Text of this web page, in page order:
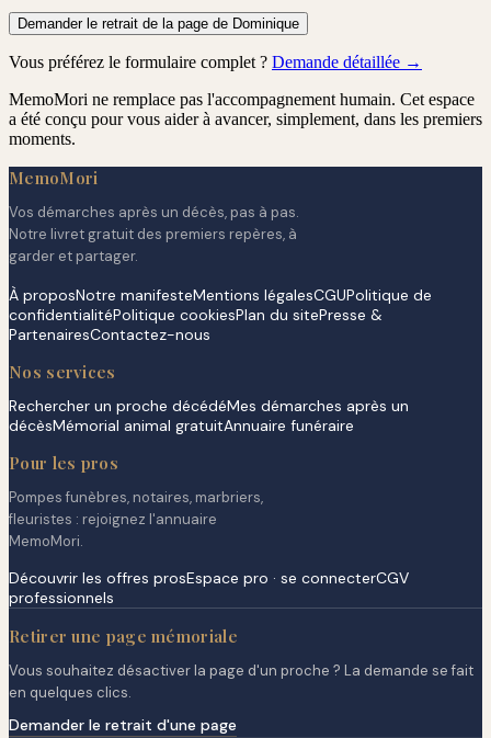
Demander le retrait de la page de Dominique
Vous préférez le formulaire complet ? Demande détaillée →
MemoMori ne remplace pas l'accompagnement humain. Cet espace
a été conçu pour vous aider à avancer, simplement, dans les premiers
moments.
MemoMori
Vos démarches après un décès, pas à pas.
Notre livret gratuit des premiers repères, à
garder et partager.
À proposNotre manifesteMentions légalesCGUPolitique de
confidentialitéPolitique cookiesPlan du sitePresse &
PartenairesContactez-nous
Nos services
Rechercher un proche décédéMes démarches après un
décèsMémorial animal gratuitAnnuaire funéraire
Pour les pros
Pompes funèbres, notaires, marbriers,
fleuristes : rejoignez l'annuaire
MemoMori.
Découvrir les offres prosEspace pro · se connecterCGV
professionnels
Retirer une page mémoriale
Vous souhaitez désactiver la page d'un proche ? La demande se fait
en quelques clics.
Demander le retrait d'une page